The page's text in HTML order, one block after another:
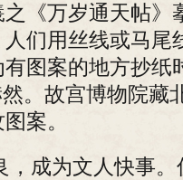
《万岁通天帖》
们用丝线或马尾
图案的地方抄
然。故宫博物院藏
案。
，成为文人快事